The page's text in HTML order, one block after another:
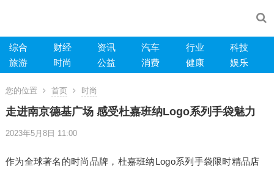
综合 财经 资讯 汽车 行业
科技
旅游
时尚 公益 消费 健康 娱乐
您的位置 首页 时尚
走进南京德基广场 感受杜嘉班纳Logo系列手袋魅力
2023年5月8日 11:00
作为全球著名的时尚品牌，杜嘉班纳Logo系列手袋限时精品店